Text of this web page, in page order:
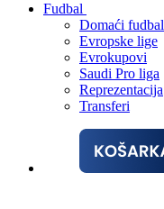
Fudbal
Domaći fudbal
Evropske lige
Evrokupovi
Saudi Pro liga
Reprezentacija
Transferi